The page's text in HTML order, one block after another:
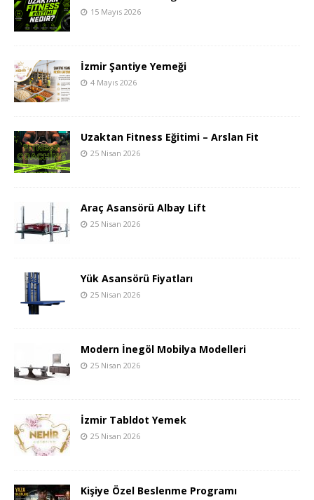
15 Mayıs 2026
İzmir Şantiye Yemeği
4 Mayıs 2026
Uzaktan Fitness Eğitimi – Arslan Fit
25 Nisan 2026
Araç Asansörü Albay Lift
25 Nisan 2026
Yük Asansörü Fiyatları
25 Nisan 2026
Modern İnegöl Mobilya Modelleri
25 Nisan 2026
İzmir Tabldot Yemek
25 Nisan 2026
Kişiye Özel Beslenme Programı